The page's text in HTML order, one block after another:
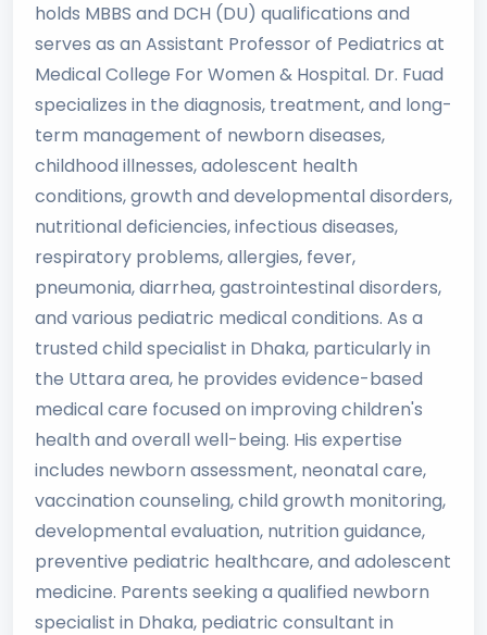
holds MBBS and DCH (DU) qualifications and
serves as an Assistant Professor of Pediatrics at
Medical College For Women & Hospital. Dr. Fuad
specializes in the diagnosis, treatment, and long-
term management of newborn diseases,
childhood illnesses, adolescent health
conditions, growth and developmental disorders,
nutritional deficiencies, infectious diseases,
respiratory problems, allergies, fever,
pneumonia, diarrhea, gastrointestinal disorders,
and various pediatric medical conditions. As a
trusted child specialist in Dhaka, particularly in
the Uttara area, he provides evidence-based
medical care focused on improving children's
health and overall well-being. His expertise
includes newborn assessment, neonatal care,
vaccination counseling, child growth monitoring,
developmental evaluation, nutrition guidance,
preventive pediatric healthcare, and adolescent
medicine. Parents seeking a qualified newborn
specialist in Dhaka, pediatric consultant in